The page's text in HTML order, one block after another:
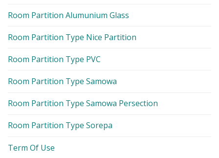
Room Partition Alumunium Glass
Room Partition Type Nice Partition
Room Partition Type PVC
Room Partition Type Samowa
Room Partition Type Samowa Persection
Room Partition Type Sorepa
Term Of Use